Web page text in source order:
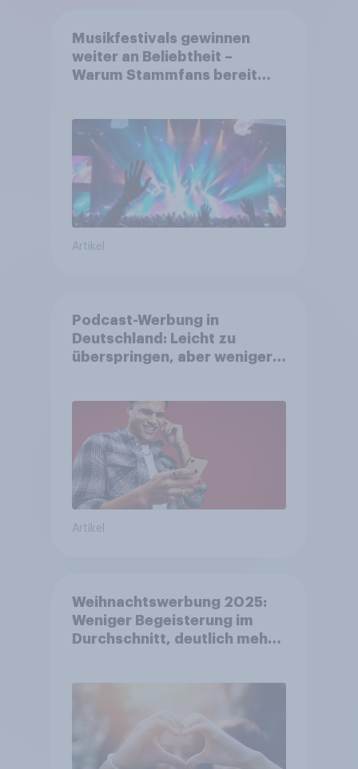
Musikfestivals gewinnen
weiter an Beliebtheit –
Warum Stammfans bereit
Artikel
Podcast-Werbung in
Deutschland: Leicht zu
überspringen, aber weniger
Artikel
Weihnachtswerbung 2025:
Weniger Begeisterung im
Durchschnitt, deutlich mehr